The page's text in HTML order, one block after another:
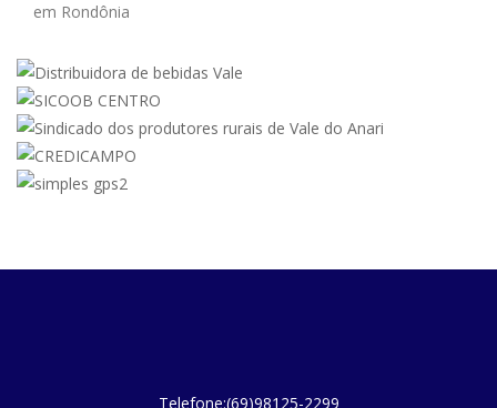
em Rondônia
Telefone:(69)98125-2299